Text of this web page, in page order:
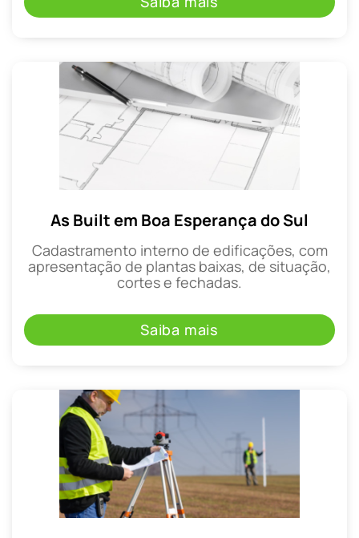
As Built em Boa Esperança do Sul
Cadastramento interno de edificações, com
apresentação de plantas baixas, de situação,
cortes e fechadas.
Saiba mais